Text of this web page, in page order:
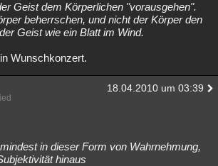
Geist dem Körperlichen "vorausgehen".
beherrschen, und nicht der Körper den
Geist wie ein Blatt im Wind.
Wunschkonzert.
18.04.2010 um 03:39
in dieser Form von Wahrnehmung,
hinaus